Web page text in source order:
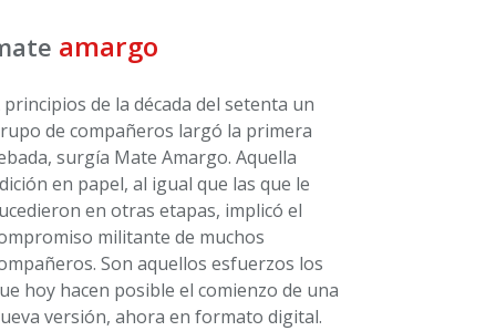
amargo
principios de la década del setenta un
de compañeros largó la primera
surgía Mate Amargo. Aquella
en papel, al igual que las que le
en otras etapas, implicó el
militante de muchos
Son aquellos esfuerzos los
hoy hacen posible el comienzo de una
versión, ahora en formato digital.